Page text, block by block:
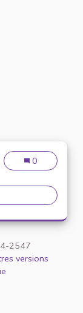
UN ÉTAT
N°56 :
0
un état des
2547
versions